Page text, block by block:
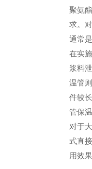
聚氨
求。
通常
在实
浆料
温管
件较
管保
对于
式直
用效